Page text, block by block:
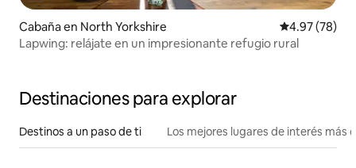
Cabaña en North Yorkshire Calificación
4.97 (78)
Lapwing: relájate en un impresionante refugio rural
Destinaciones para explorar
Destinos a un paso de ti Los mejores lugares de interés más